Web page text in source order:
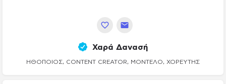
Χαρά Δανασή
ΗΘΟΠΟΙΌΣ, CONTENT CREATOR, ΜΟΝΤΈΛΟ, ΧΟΡΕΥΤΉΣ